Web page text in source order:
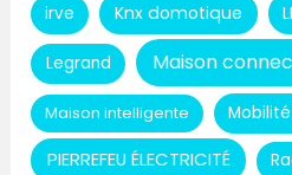
irve Knx domotique
Legrand Maison
Maison intelligente
PIERREFEU ÉLECTRICITÉ